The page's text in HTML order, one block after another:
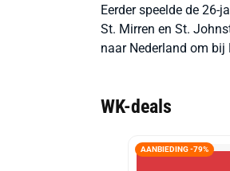
Eerder speelde de
St. Mirren en St.
naar Nederland om bij
WK-deals
AANBIEDING -79%